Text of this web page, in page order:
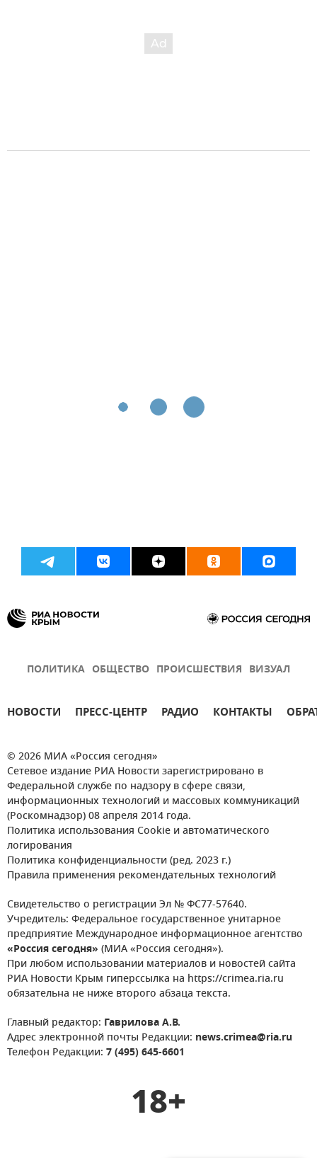
ПОЛИТИКА ОБЩЕСТВО ПРОИСШЕСТВИЯ ВИЗУАЛ
НОВОСТИ ПРЕСС-ЦЕНТР РАДИО КОНТАКТЫ
© 2026 МИА «Россия сегодня»
Сетевое издание РИА Новости зарегистрировано в
Федеральной службе по надзору в сфере связи,
информационных технологий и массовых коммуникаций
(Роскомнадзор) 08 апреля 2014 года.
Политика использования Cookie и автоматического
логирования
Политика конфиденциальности (ред. 2023 г.)
Правила применения рекомендательных технологий
Свидетельство о регистрации Эл № ФС77-57640.
Учредитель: Федеральное государственное унитарное
предприятие Международное информационное агентство
«Россия сегодня» (МИА «Россия сегодня»).
При любом использовании материалов и новостей сайта
РИА Новости Крым гиперссылка на https://crimea.ria.ru
обязательна не ниже второго абзаца текста.
Главный редактор: Гаврилова А.В.
Адрес электронной почты Редакции: news.crimea@ria.ru
Телефон Редакции: 7 (495) 645-6601
18+